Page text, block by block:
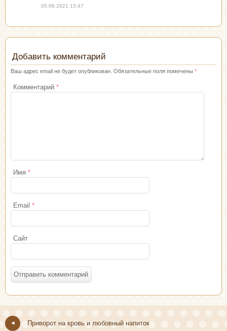
05.06.2021 15:47
Добавить комментарий
Ваш адрес email не будет опубликован. Обязательные поля помечены *
Комментарий *
Имя *
Email *
Сайт
Приворот на кровь и любовный напиток